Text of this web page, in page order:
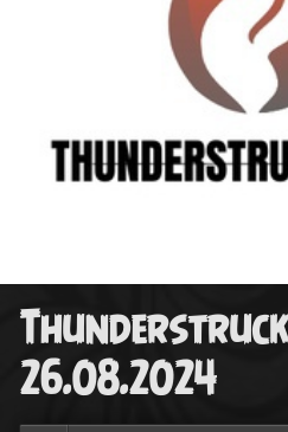
Thunderstruck
26.08.2024